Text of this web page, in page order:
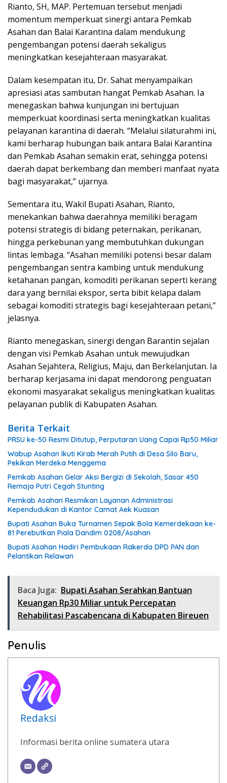
Rianto, SH, MAP. Pertemuan tersebut menjadi
momentum memperkuat sinergi antara Pemkab
Asahan dan Balai Karantina dalam mendukung
pengembangan potensi daerah sekaligus
meningkatkan kesejahteraan masyarakat.
Dalam kesempatan itu, Dr. Sahat menyampaikan
apresiasi atas sambutan hangat Pemkab Asahan. Ia
menegaskan bahwa kunjungan ini bertujuan
memperkuat koordinasi serta meningkatkan kualitas
pelayanan karantina di daerah. “Melalui silaturahmi ini,
kami berharap hubungan baik antara Balai Karantina
dan Pemkab Asahan semakin erat, sehingga potensi
daerah dapat berkembang dan memberi manfaat nyata
bagi masyarakat,” ujarnya.
Sementara itu, Wakil Bupati Asahan, Rianto,
menekankan bahwa daerahnya memiliki beragam
potensi strategis di bidang peternakan, perikanan,
hingga perkebunan yang membutuhkan dukungan
lintas lembaga. “Asahan memiliki potensi besar dalam
pengembangan sentra kambing untuk mendukung
ketahanan pangan, komoditi perikanan seperti kerang
dara yang bernilai ekspor, serta bibit kelapa dalam
sebagai komoditi strategis bagi kesejahteraan petani,”
jelasnya.
Rianto menegaskan, sinergi dengan Barantin sejalan
dengan visi Pemkab Asahan untuk mewujudkan
Asahan Sejahtera, Religius, Maju, dan Berkelanjutan. Ia
berharap kerjasama ini dapat mendorong penguatan
ekonomi masyarakat sekaligus meningkatkan kualitas
pelayanan publik di Kabupaten Asahan.
Berita Terkait
PRSU ke-50 Resmi Ditutup, Perputaran Uang Capai Rp50 Miliar
Wabup Asahan Ikuti Kirab Merah Putih di Desa Silo Baru,
Pekikan Merdeka Menggema
Pemkab Asahan Gelar Aksi Bergizi di Sekolah, Sasar 450
Remaja Putri Cegah Stunting
Pemkab Asahan Resmikan Layanan Administrasi
Kependudukan di Kantor Camat Aek Kuasan
Bupati Asahan Buka Turnamen Sepak Bola Kemerdekaan ke-
81 Perebutkan Piala Dandim 0208/Asahan
Bupati Asahan Hadiri Pembukaan Rakerda DPD PAN dan
Pelantikan Relawan
Baca Juga: Bupati Asahan Serahkan Bantuan
Keuangan Rp30 Miliar untuk Percepatan
Rehabilitasi Pascabencana di Kabupaten Bireuen
Penulis
Redaksi
Informasi berita online sumatera utara